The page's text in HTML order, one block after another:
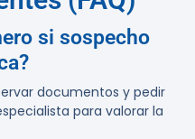
si sospecho
documentos y pedir
para valorar la